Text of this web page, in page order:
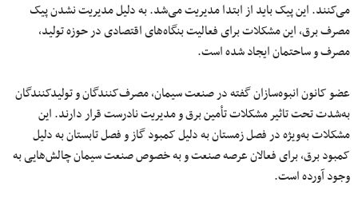
می‌کنند. این پیک باید از ابتدا مدیریت می‌شد. به دلیل مدیریت نشدن پیک
مصرف برق، این مشکلات برای فعالیت بنگاه‌های اقتصادی در حوزه تولید،
مصرف و ساحتمان ایجاد شده است.
عضو کانون انبوه‌سازان گفته در صنعت سیمان، مصرف‌کنندگان و تولید‌کنندگان
به‌شدت تحت تاثیر مشکلات تأمین برق و مدیریت نادرست قرار دارند. این
مشکلات به‌ویژه در فصل‌ زمستان به دلیل کمبود گاز و فصل تابستان به دلیل
کمبود برق، برای فعالان عرصه صنعت و به خصوص صنعت سیمان چالش‌هایی به
وجود آورده است.